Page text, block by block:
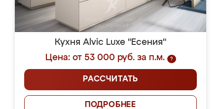
Кухня Alvic Luxe "Есения"
Цена: от 53 000 руб. за п.м.
?
РАССЧИТАТЬ
ПОДРОБНЕЕ